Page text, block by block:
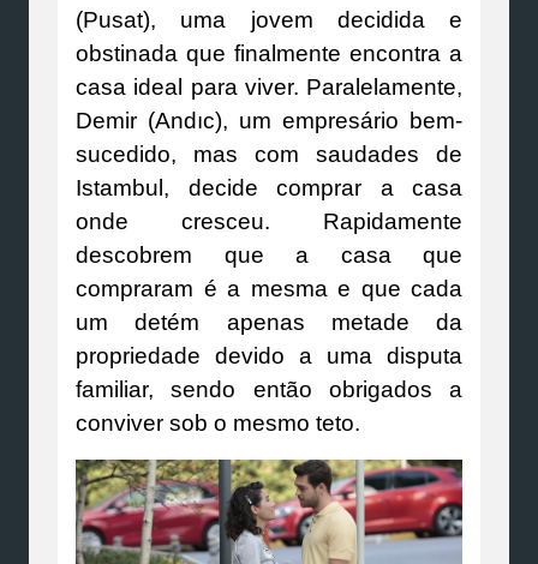
(Pusat), uma jovem decidida e
obstinada que finalmente encontra a
casa ideal para viver. Paralelamente,
Demir (Andıc), um empresário bem-
sucedido, mas com saudades de
Istambul, decide comprar a casa
onde cresceu. Rapidamente
descobrem que a casa que
compraram é a mesma e que cada
um detém apenas metade da
propriedade devido a uma disputa
familiar, sendo então obrigados a
conviver sob o mesmo teto.